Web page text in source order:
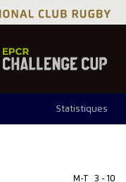
Statistiques
M-T 3 - 10